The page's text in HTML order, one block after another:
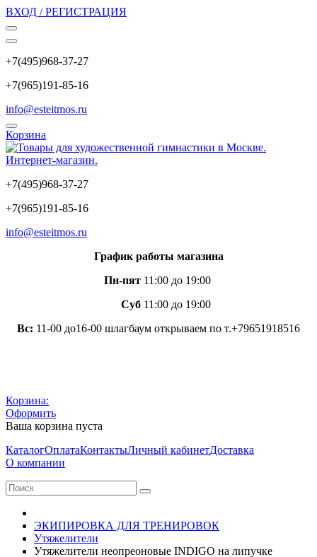
ВХОД / РЕГИСТРАЦИЯ
+7(495)968-37-27
+7(965)191-85-16
info@esteitmos.ru
Корзина
+7(495)968-37-27
+7(965)191-85-16
info@esteitmos.ru
График работы магазина
Пн-пят11:00 до 19:00
Суб11:00 до 19:00
Вс: 11-00 до16-00 шлагбаум открываем по т.+79651918516
Корзина:
Оформить
Ваша корзина пуста
КаталогОплатаКонтактыЛичный кабинетДоставка
О компании
ЭКИПИРОВКА ДЛЯ ТРЕНИРОВОК
Утяжелители
Утяжелители неопреоновые INDIGO на липучке